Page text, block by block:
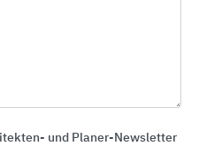
und Planer-Newsletter